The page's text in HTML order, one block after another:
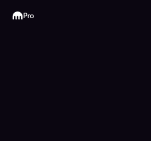
Kraken
Pro